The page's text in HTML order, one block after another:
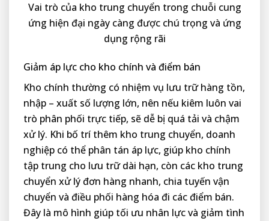
Vai trò của kho trung chuyển trong chuỗi cung
ứng hiện đại ngày càng được chú trọng và ứng
dụng rộng rãi
Giảm áp lực cho kho chính và điểm bán
Kho chính thường có nhiệm vụ lưu trữ hàng tồn,
nhập – xuất số lượng lớn, nên nếu kiêm luôn vai
trò phân phối trực tiếp, sẽ dễ bị quá tải và chậm
xử lý. Khi bố trí thêm kho trung chuyển, doanh
nghiệp có thể phân tán áp lực, giúp kho chính
tập trung cho lưu trữ dài hạn, còn các kho trung
chuyển xử lý đơn hàng nhanh, chia tuyến vận
chuyển và điều phối hàng hóa đi các điểm bán.
Đây là mô hình giúp tối ưu nhân lực và giảm tình